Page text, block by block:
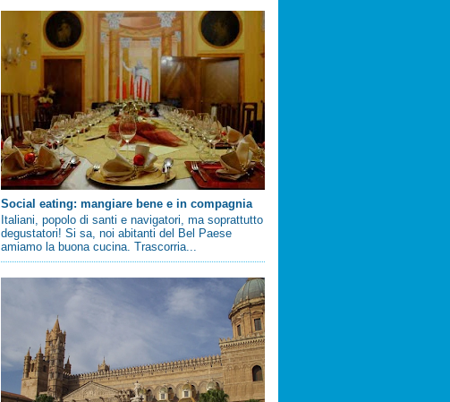
Social eating: mangiare bene e in compagnia
Italiani, popolo di santi e navigatori, ma soprattutto
degustatori! Si sa, noi abitanti del Bel Paese
amiamo la buona cucina. Trascorria...